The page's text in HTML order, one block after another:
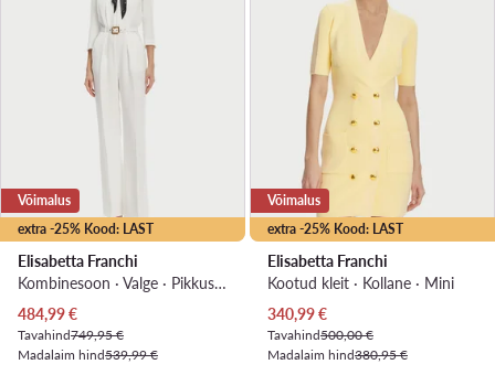
extra -25% Kood: LAST
Võimalus
Elisabetta Franchi
Kombinesoon · Valge · Pikkus 7/8
Praegune hind
484,99€
Tavahind749,95 €
Madalaim hind539,99 €
extra -25% Kood: LAST
Võimalus
Elisabetta Franchi
Kootud kleit · Kollane · Mini
Praegune hind
340,99€
Tavahind500,00 €
Madalaim hind380,95 €